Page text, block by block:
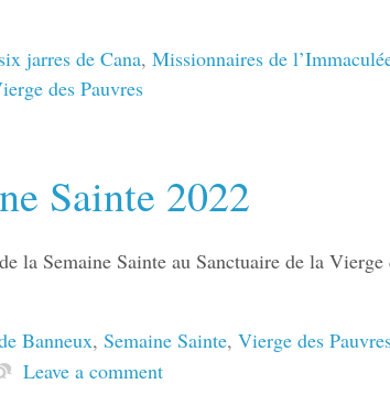
jarres de Cana, Missionnaires de
des Pauvres
Sainte 2022
la Semaine Sainte au Sanctuaire de la
Banneux, Semaine Sainte, Vierge des
Leave a comment